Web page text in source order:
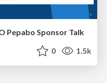
Pepabo Sponsor Talk
0 1.5k